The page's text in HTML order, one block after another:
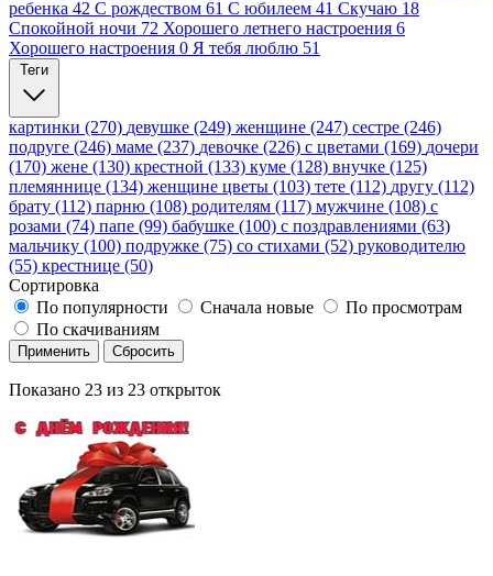
ребенка 42 С рождеством 61 С юбилеем 41 Скучаю 18
Спокойной ночи 72 Хорошего летнего настроения 6
Хорошего настроения 0 Я тебя люблю 51
Теги
картинки (270) девушке (249) женщине (247) сестре (246)
подруге (246) маме (237) девочке (226) с цветами (169) дочери
(170) жене (130) крестной (133) куме (128) внучке (125)
племяннице (134) женщине цветы (103) тете (112) другу (112)
брату (112) парню (108) родителям (117) мужчине (108) с
розами (74) папе (99) бабушке (100) с поздравлениями (63)
мальчику (100) подружке (75) со стихами (52) руководителю
(55) крестнице (50)
Сортировка
По популярности
Сначала новые
По просмотрам
По скачиваниям
Применить Сбросить
Показано 23 из 23 открыток